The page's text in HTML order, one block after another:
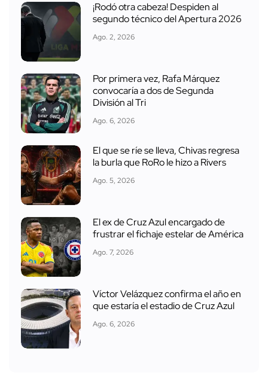
¡Rodó otra cabeza! Despiden al
segundo técnico del Apertura 2026
Ago. 2, 2026
Por primera vez, Rafa Márquez
convocaría a dos de Segunda
División al Tri
Ago. 6, 2026
El que se ríe se lleva, Chivas regresa
la burla que RoRo le hizo a Rivers
Ago. 5, 2026
El ex de Cruz Azul encargado de
frustrar el fichaje estelar de América
Ago. 7, 2026
Víctor Velázquez confirma el año en
que estaría el estadio de Cruz Azul
Ago. 6, 2026